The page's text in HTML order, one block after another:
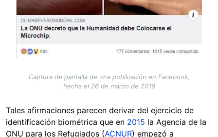
Captura de pantalla de una publicación en Facebook,
hecha el 26 de marzo de 2019
Tales afirmaciones parecen derivar del ejercicio de
identificación biométrica que en 2015 la Agencia de la
ONU para los Refugiados (ACNUR) empezó a